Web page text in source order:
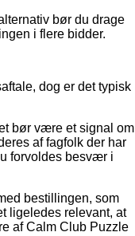
bør du drage
i flere bidder.
dog er det typisk
bør være et signal om
af fagfolk der har
forvoldes besvær i
bestillingen, som
ligeledes relevant, at
af Calm Club Puzzle